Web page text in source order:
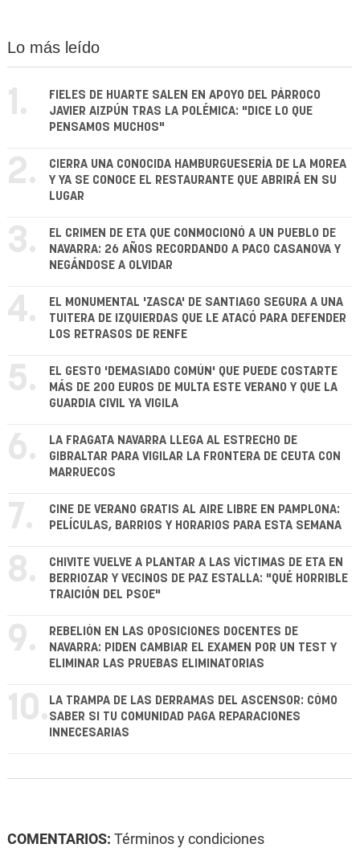
Lo más leído
1.
FIELES DE HUARTE SALEN EN APOYO DEL PÁRROCO
JAVIER AIZPÚN TRAS LA POLÉMICA: "DICE LO QUE
PENSAMOS MUCHOS"
2.
CIERRA UNA CONOCIDA HAMBURGUESERÍA DE LA MOREA
Y YA SE CONOCE EL RESTAURANTE QUE ABRIRÁ EN SU
LUGAR
3.
EL CRIMEN DE ETA QUE CONMOCIONÓ A UN PUEBLO DE
NAVARRA: 26 AÑOS RECORDANDO A PACO CASANOVA Y
NEGÁNDOSE A OLVIDAR
4.
EL MONUMENTAL 'ZASCA' DE SANTIAGO SEGURA A UNA
TUITERA DE IZQUIERDAS QUE LE ATACÓ PARA DEFENDER
LOS RETRASOS DE RENFE
5.
EL GESTO 'DEMASIADO COMÚN' QUE PUEDE COSTARTE
MÁS DE 200 EUROS DE MULTA ESTE VERANO Y QUE LA
GUARDIA CIVIL YA VIGILA
6.
LA FRAGATA NAVARRA LLEGA AL ESTRECHO DE
GIBRALTAR PARA VIGILAR LA FRONTERA DE CEUTA CON
MARRUECOS
7.
CINE DE VERANO GRATIS AL AIRE LIBRE EN PAMPLONA:
PELÍCULAS, BARRIOS Y HORARIOS PARA ESTA SEMANA
8.
CHIVITE VUELVE A PLANTAR A LAS VÍCTIMAS DE ETA EN
BERRIOZAR Y VECINOS DE PAZ ESTALLA: "QUÉ HORRIBLE
TRAICIÓN DEL PSOE"
9.
REBELIÓN EN LAS OPOSICIONES DOCENTES DE
NAVARRA: PIDEN CAMBIAR EL EXAMEN POR UN TEST Y
ELIMINAR LAS PRUEBAS ELIMINATORIAS
10. LA TRAMPA DE LAS DERRAMAS DEL ASCENSOR: CÓMO
SABER SI TU COMUNIDAD PAGA REPARACIONES
INNECESARIAS
COMENTARIOS: Términos y condiciones